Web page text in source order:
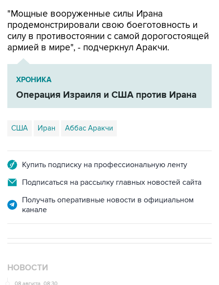
"Мощные вооруженные силы Ирана
продемонстрировали свою боеготовность и
силу в противостоянии с самой дорогостоящей
армией в мире", - подчеркнул Аракчи.
ХРОНИКА
Операция Израиля и США против Ирана
США Иран Аббас Аракчи
Купить подписку на профессиональную ленту
Подписаться на рассылку главных новостей сайта
Получать оперативные новости в официальном
канале
НОВОСТИ